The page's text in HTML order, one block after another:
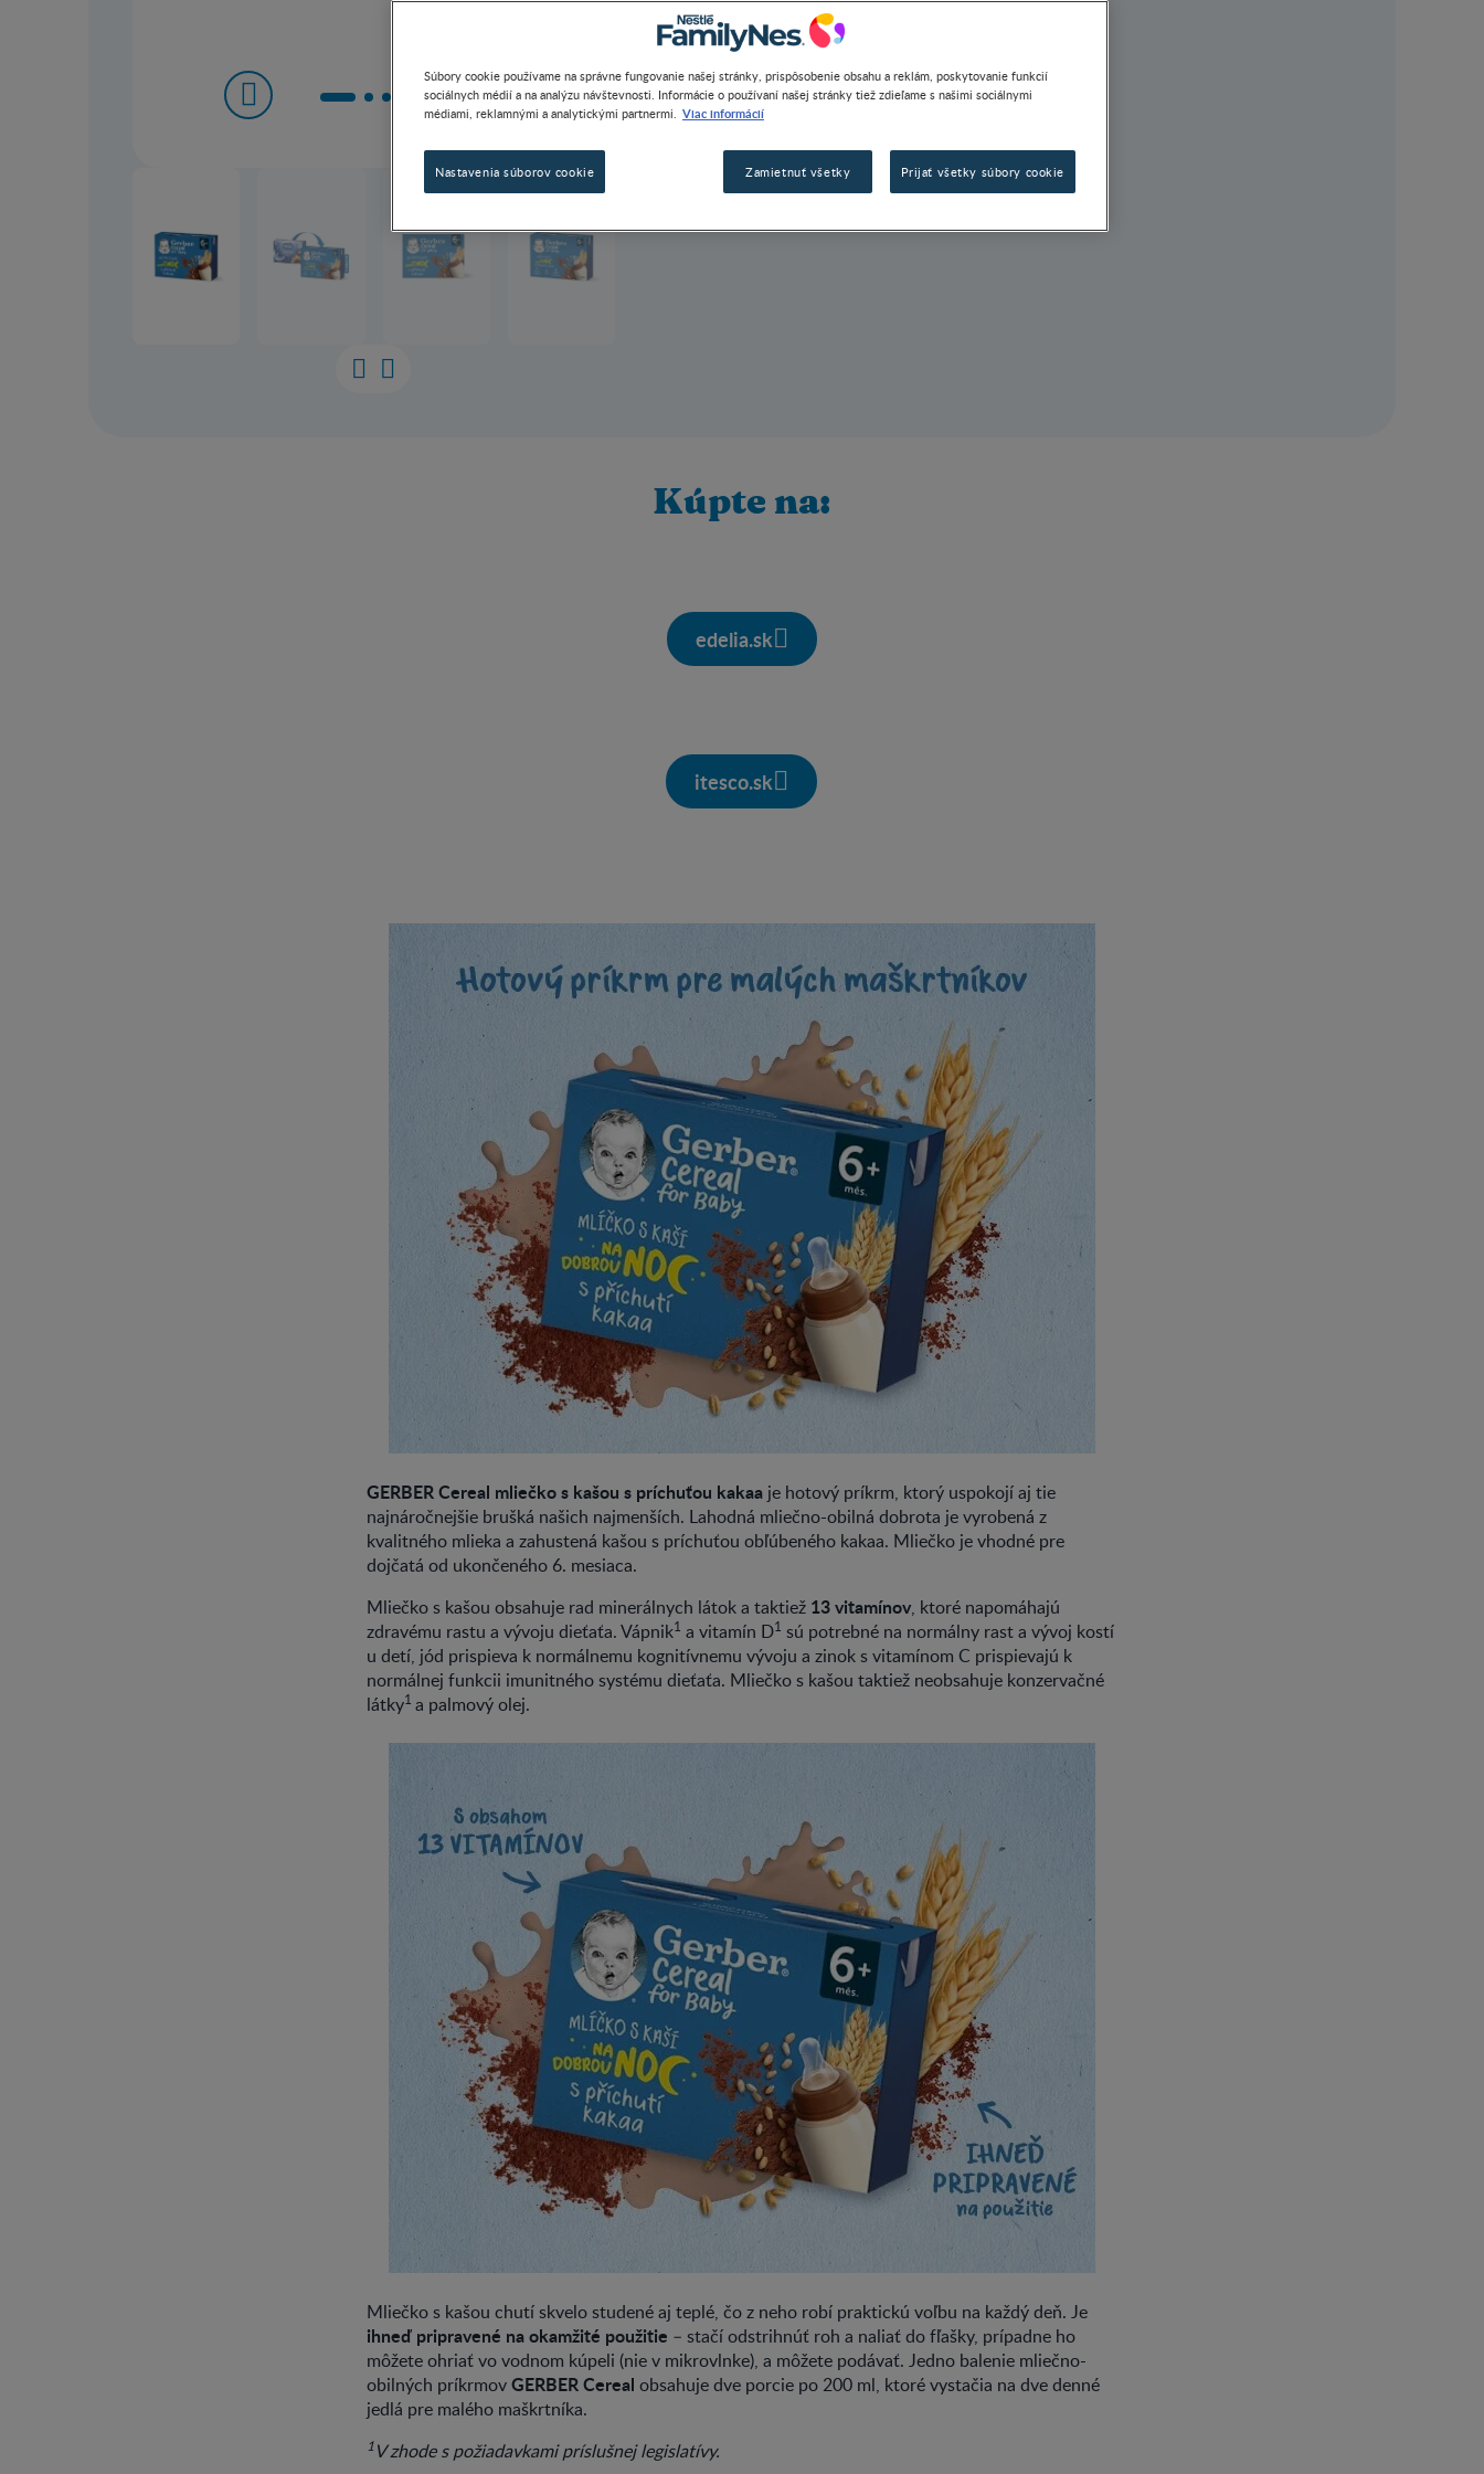
Kúpte na:
edelia.sk
itesco.sk
GERBER Cereal mliečko s kašou s príchuťou kakaaje hotový príkrm, ktorý uspokojí aj tie
najnáročnejšie brušká našich najmenších. Lahodná mliečno-obilná dobrota je vyrobená z
kvalitného mlieka a zahustená kašou s príchuťou obľúbeného kakaa. Mliečko je vhodné pre
dojčatá od ukončeného 6. mesiaca.
Mliečko s kašou obsahuje rad minerálnych látok a taktiež 13 vitamínov, ktoré napomáhajú
zdravému rastu a vývoju dieťaťa. Vápnik1 a vitamín D1 sú potrebné na normálny rast a vývoj kostí
u detí, jód prispieva k normálnemu kognitívnemu vývoju a zinok s vitamínom C prispievajú k
normálnej funkcii imunitného systému dieťaťa. Mliečko s kašou taktiež neobsahuje konzervačné
látky1 a palmový olej.
Mliečko s kašou chutí skvelo studené aj teplé, čo z neho robí praktickú voľbu na každý deň. Je
ihneď pripravené na okamžité použitie – stačí odstrihnúť roh a naliať do fľašky, prípadne ho
môžete ohriať vo vodnom kúpeli (nie v mikrovlnke), a môžete podávať. Jedno balenie mliečno-
obilných príkrmovGERBER Cereal obsahuje dve porcie po 200 ml, ktoré vystačia na dve denné
jedlá pre malého maškrtníka.
1V zhode s požiadavkami príslušnej legislatívy.
Súbory cookie používame na správne fungovanie našej stránky, prispôsobenie obsahu a reklám, poskytovanie funkcií
sociálnych médií a na analýzu návštevnosti. Informácie o používaní našej stránky tiež zdieľame s našimi sociálnymi
médiami, reklamnými a analytickými partnermi. Viac informácií
Nastavenia súborov cookie Zamietnuť všetky Prijať všetky súbory cookie